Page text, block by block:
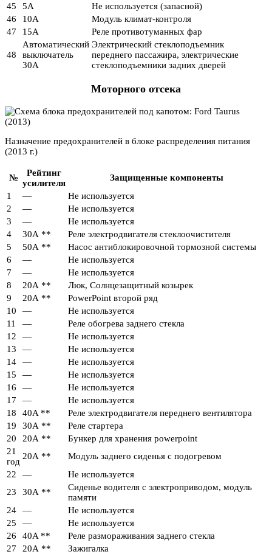
45
5А
Не используется (запасной)
46
10А
Модуль климат-контроля
47
15А Реле противотуманных фар
48
Автоматический
выключатель
30А
Электрический стеклоподъемник
переднего пассажира, электрические
стеклоподъемники задних дверей
Моторного отсека
Назначение предохранителей в блоке распределения питания
(2013 г.)
№
Рейтинг
усилителя
Защищенные компоненты
1
—
Не используется
2
—
Не используется
3
—
Не используется
4
30А **
Реле электродвигателя стеклоочистителя
5
50А **
Насос антиблокировочной тормозной системы
6
—
Не используется
7
—
Не используется
8
20А **
Люк, Солнцезащитный козырек
9
20А **
PowerPoint второй ряд
10
—
Не используется
11
—
Реле обогрева заднего стекла
12
—
Не используется
13
—
Не используется
14
—
Не используется
15
—
Не используется
16
—
Не используется
17
—
Не используется
18
40A **
Реле электродвигателя переднего вентилятора
19
30А **
Реле стартера
20
20А **
Бункер для хранения powerpoint
21
год
20А **
Модуль заднего сиденья с подогревом
22
—
Не используется
23
30А **
Сиденье водителя с электроприводом, модуль
памяти
24
—
Не используется
25
—
Не используется
26
40A **
Реле размораживания заднего стекла
27
20А **
Зажигалка